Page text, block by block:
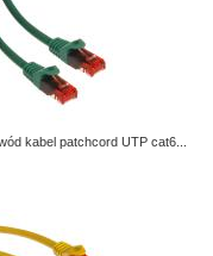
kabel patchcord UTP cat6...